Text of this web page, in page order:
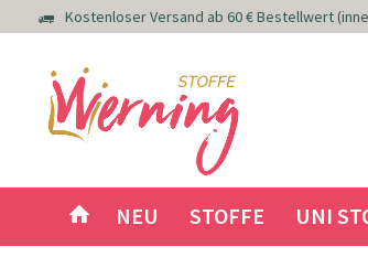
Kostenloser Versand ab 60 € Bestellwert
NEU STOFFE UNI